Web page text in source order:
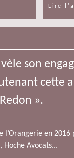
Lire
son
cette
».
en 2016
Hoche Avocats...